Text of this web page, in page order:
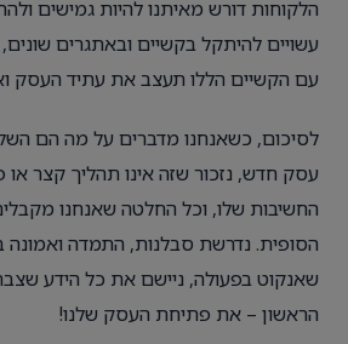
הלקוחות דורש מאיתנו להיות גמישים
עשויים להיתקל בקשיים ובאתגרים
עם הקשיים הללו תעצב את עתיד העסק
לסיכום, כשאנחנו מדברים על מה הם
עסק חדש, נזכור שזה אינו תהליך קצר
החשיבות שלו, וכל החלטה שאנחנו
הסופית. נדרשת סבלנות, התמדה ואמונה
שאנקוט בפעולה, ניישם את כל הידע
הראשון – את פתיחת העסק שלנו!